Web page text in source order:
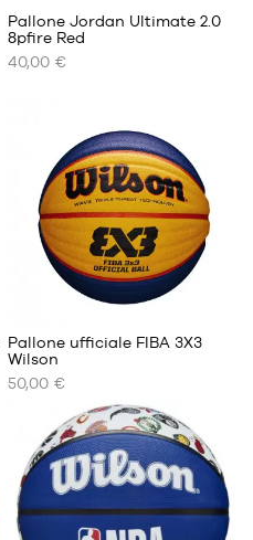
I
NOSTRI
dimensione
Pallone Jordan Ultimate 2.0
8pfire Red
40,00 €
I
NOSTRI
DISPONIBILI
Formato
ufficiale
3X3
Pallone ufficiale FIBA 3X3
Wilson
50,00 €